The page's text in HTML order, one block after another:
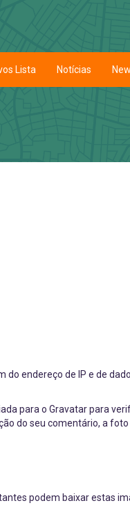
Lista Notícias
endereço de IP e de
para o Gravatar para
do seu comentário, a foto
podem baixar estas